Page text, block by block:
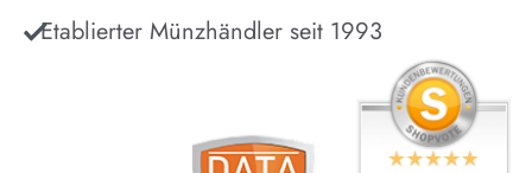
Etablierter Münzhändler seit 1993